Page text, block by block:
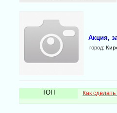
Акция,
город:
ТОП Как